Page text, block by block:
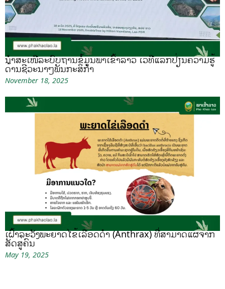
ນຳສະເໜີລະບົບຖານຂໍ້ມູນພາເຂົ້າລາວ ເວທີແລກປ່ຽນຄວາມຮູ້
ດ້ານຊີວະນາໆພັນກະສິກຳ
November 18, 2025
ເຝົ້າລະວັງພະຍາດໄຂ້ເລືອດດຳ (Anthrax) ທີ່ສາມາດແຜ່ຈາກ
ສັດສູ່ຄົນ
May 19, 2025